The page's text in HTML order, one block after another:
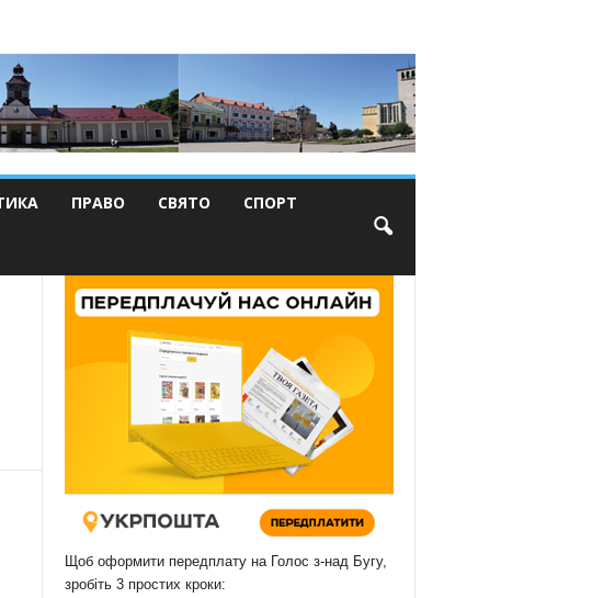
ПРАВО СВЯТО СПОРТ
Щоб оформити передплату на Голос з-над Бугу,
зробіть 3 простих кроки: